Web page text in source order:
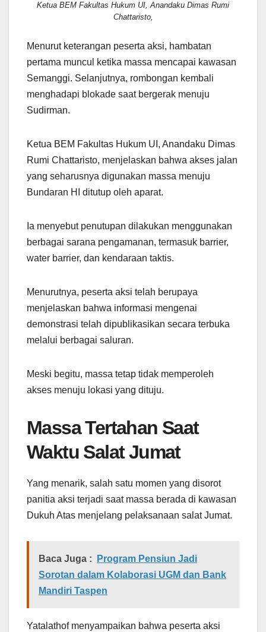
Ketua BEM Fakultas Hukum UI, Anandaku Dimas Rumi
Chattaristo,
Menurut keterangan peserta aksi, hambatan
pertama muncul ketika massa mencapai kawasan
Semanggi. Selanjutnya, rombongan kembali
menghadapi blokade saat bergerak menuju
Sudirman.
Ketua BEM Fakultas Hukum UI, Anandaku Dimas
Rumi Chattaristo, menjelaskan bahwa akses jalan
yang seharusnya digunakan massa menuju
Bundaran HI ditutup oleh aparat.
Ia menyebut penutupan dilakukan menggunakan
berbagai sarana pengamanan, termasuk barrier,
water barrier, dan kendaraan taktis.
Menurutnya, peserta aksi telah berupaya
menjelaskan bahwa informasi mengenai
demonstrasi telah dipublikasikan secara terbuka
melalui berbagai saluran.
Meski begitu, massa tetap tidak memperoleh
akses menuju lokasi yang dituju.
Massa Tertahan Saat
Waktu Salat Jumat
Yang menarik, salah satu momen yang disorot
panitia aksi terjadi saat massa berada di kawasan
Dukuh Atas menjelang pelaksanaan salat Jumat.
Baca Juga :
Program Pensiun Jadi
Sorotan dalam Kolaborasi UGM dan Bank
Mandiri Taspen
Yatalathof menyampaikan bahwa peserta aksi